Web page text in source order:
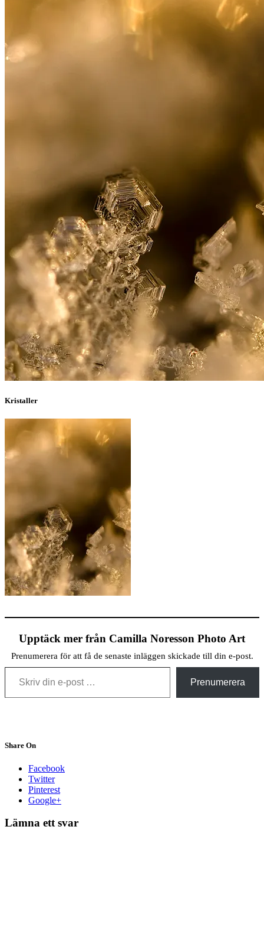
Kristaller
Upptäck mer från Camilla Noresson Photo Art
Prenumerera för att få de senaste inläggen skickade till din e-post.
Skriv din e-post …
Prenumerera
Share On
Facebook
Twitter
Pinterest
Google+
Lämna ett svar